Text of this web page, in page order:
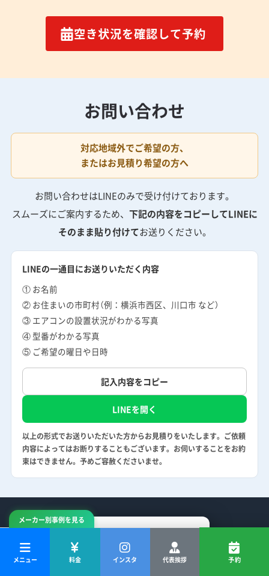
メーカー別事例を見る
メニュー 料金 インスタ 代表挨拶 予約
空き状況を確認して予約
お問い合わせ
対応地域外でご希望の方、
またはお見積り希望の方へ
お問い合わせはLINEのみで受け付けております。
スムーズにご案内するため、 下記の内容をコピーしてLINEに
そのまま貼り付けてお送りください。
LINEの一通目にお送りいただく内容
① お名前
② お住まいの市町村（例：横浜市西区、川口市 など）
③ エアコンの設置状況がわかる写真
④ 型番がわかる写真
⑤ ご希望の曜日や日時
記入内容をコピー
LINEを開く
以上の形式でお送りいただいた方からお見積りをいたします。ご依頼
内容によってはお断りすることもございます。お伺いすることをお約
束はできません。予めご容赦くださいませ。